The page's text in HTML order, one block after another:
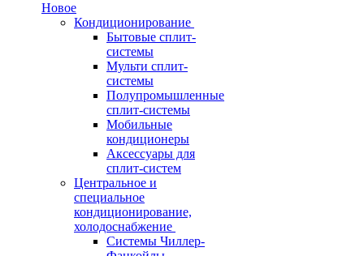
Новое
Кондиционирование
Бытовые сплит-
системы
Мульти сплит-
системы
Полупромышленные
сплит-системы
Мобильные
кондиционеры
Аксессуары для
сплит-систем
Центральное и
специальное
кондиционирование,
холодоснабжение
Системы Чиллер-